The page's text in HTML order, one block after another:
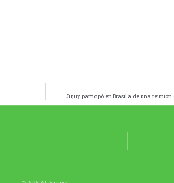
Jujuy participó en Brasilia de una reunión